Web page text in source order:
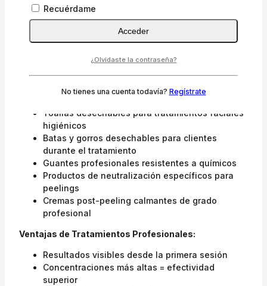
Aplicación de crema barrera y protección solar
Productos Esenciales Para Centros Profesionales:
Papel camilla desechable de alta calidad para
Toallas desechables para tratamientos faciales
higiénicos
Batas y gorros desechables para clientes
durante el tratamiento
Guantes profesionales resistentes a químicos
Productos de neutralización específicos para
peelings
Cremas post-peeling calmantes de grado
profesional
Ventajas de Tratamientos Profesionales:
Resultados visibles desde la primera sesión
Concentraciones más altas = efectividad
superior
Recuérdame
Acceder
¿Olvidaste la contraseña?
No tienes una cuenta todavía? Regístrate